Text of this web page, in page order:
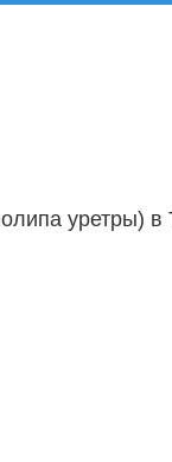
уретры)